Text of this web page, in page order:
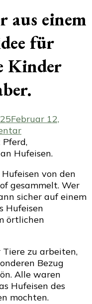
aus einem
für
Kinder
Februar 12,
zu
Pferde
Türhänger
einem
Hufeisen,
Bastelidee
für
Pferdeliebhaber.
von den
gesammelt. Wer
sicher auf einem
Hufeisen
örtlichen
Tiere zu arbeiten,
Bezug
Alle waren
Hufeisen des
mochten.